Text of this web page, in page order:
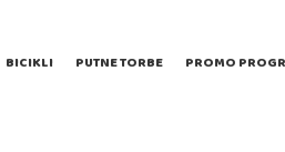
BICIKLI PUTNE TORBE PROMO